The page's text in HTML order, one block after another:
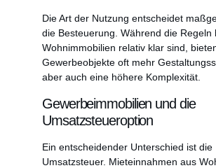
Die Art der Nutzung entscheidet
die Besteuerung. Während die Regeln
Wohnimmobilien relativ klar sind,
Gewerbeobjekte oft mehr
aber auch eine höhere Komplexität.
Gewerbeimmobilien und die
Umsatzsteueroption
Ein entscheidender Unterschied ist die
Umsatzsteuer. Mieteinnahmen aus